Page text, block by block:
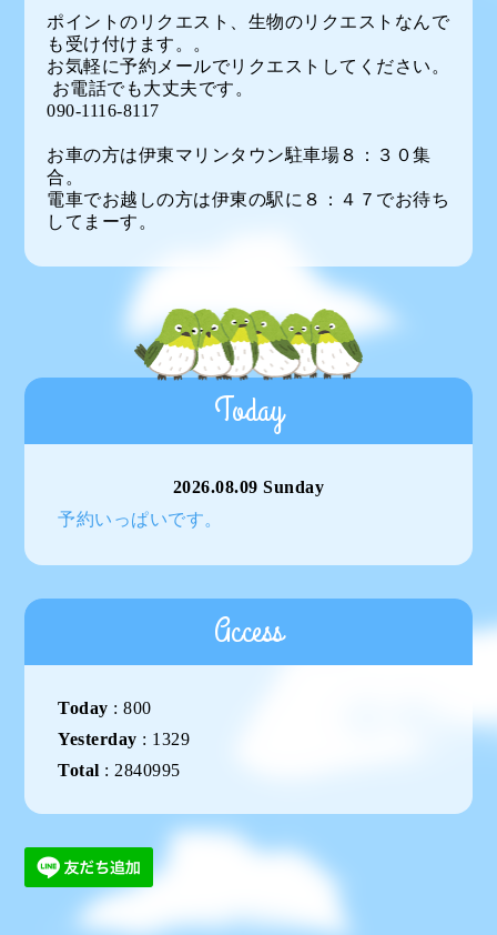
ポイントのリクエスト、生物のリクエストなんで
も受け付けます。。
お気軽に予約メールでリクエストしてください。
お電話でも大丈夫です。
090-1116-8117
お車の方は伊東マリンタウン駐車場８：３０集
合。
電車でお越しの方は伊東の駅に８：４７でお待ち
してまーす。
Today
2026.08.09 Sunday
予約いっぱいです。
Access
Today :800
Yesterday : 1329
Total : 2840995